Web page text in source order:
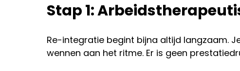
Stap 1:
Re-integratie begint bijna altijd langzaam.
wennen aan het ritme. Er is geen